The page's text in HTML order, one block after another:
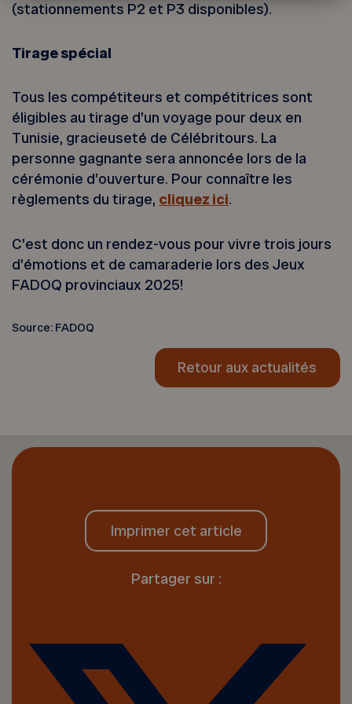
(stationnements P2 et P3 disponibles).
Tirage spécial
Tous les compétiteurs et compétitrices sont
éligibles au tirage d’un voyage pour deux en
Tunisie, gracieuseté de Célébritours. La
personne gagnante sera annoncée lors de la
cérémonie d’ouverture. Pour connaître les
règlements du tirage, cliquez ici.
C’est donc un rendez-vous pour vivre trois jours
d’émotions et de camaraderie lors des Jeux
FADOQ provinciaux 2025!
Source: FADOQ
Retour aux actualités
Imprimer cet article
Partager sur :